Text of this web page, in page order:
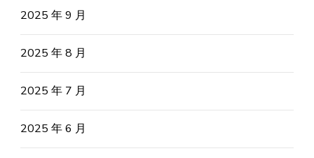
2025 年 9 月
2025 年 8 月
2025 年 7 月
2025 年 6 月